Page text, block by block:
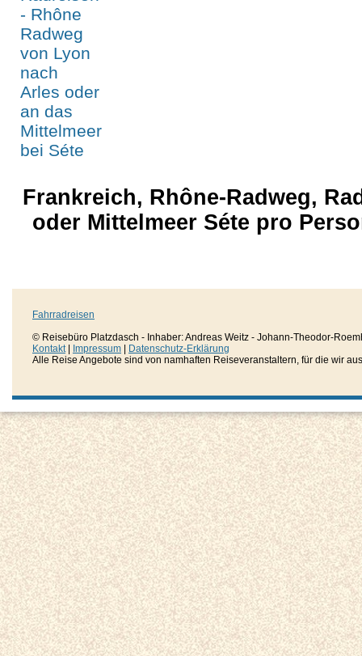
Frankreich, Rhône-Radweg,
oder Mittelmeer Séte pro
Fahrradreisen
© Reisebüro Platzdasch - Inhaber: Andreas Weitz - Johann-Theodor-
Kontakt| Impressum
Datenschutz-Erklärung
Alle Reise Angebote sind von namhaften Reiseveranstaltern, für die wir